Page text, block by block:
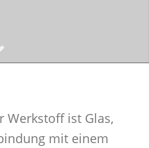
Werkstoff ist Glas,
mit einem